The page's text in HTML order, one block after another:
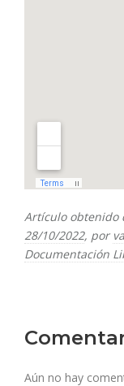
Artículo obtenido
28/10/2022, por
Documentación
Aún no hay